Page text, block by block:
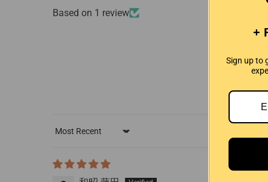
Based on 1 review
Sort by
+
Sign up to